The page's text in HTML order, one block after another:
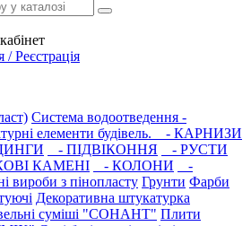
/ Реєстрація
Система водоотведення -
елементи будівель.
- КАРНИЗИ
- ПІДВІКОННЯ
- РУСТИ
КАМЕНІ - КОЛОНИ
-
вироби з пінопласту Грунти Фарби
Декоративна штукатурка
суміші "СОНАНТ" Плити